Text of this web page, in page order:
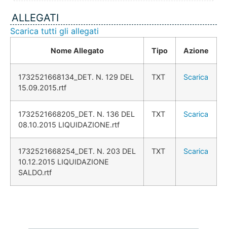
ALLEGATI
Scarica tutti gli allegati
Nome Allegato Tipo Azione
1732521668134_DET. N. 129 DEL
15.09.2015.rtf
TXT Scarica
1732521668205_DET. N. 136 DEL
08.10.2015 LIQUIDAZIONE.rtf
TXT Scarica
1732521668254_DET. N. 203 DEL
10.12.2015 LIQUIDAZIONE
SALDO.rtf
TXT Scarica